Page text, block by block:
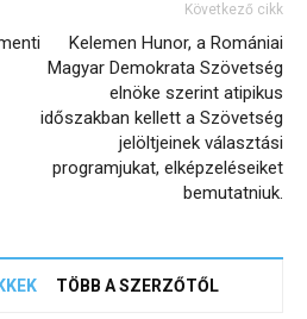
Következő cikk
Kelemen Hunor, a Romániai
Magyar Demokrata Szövetség
elnöke szerint atipikus
időszakban kellett a Szövetség
jelöltjeinek választási
programjukat, elképzeléseiket
bemutatniuk.
TÖBB A SZERZŐTŐL